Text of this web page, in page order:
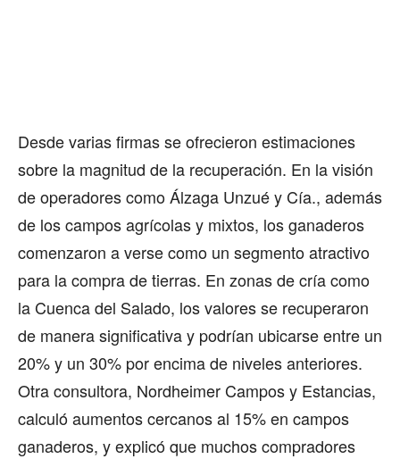
Desde varias firmas se ofrecieron estimaciones
sobre la magnitud de la recuperación. En la visión
de operadores como Álzaga Unzué y Cía., además
de los campos agrícolas y mixtos, los ganaderos
comenzaron a verse como un segmento atractivo
para la compra de tierras. En zonas de cría como
la Cuenca del Salado, los valores se recuperaron
de manera significativa y podrían ubicarse entre un
20% y un 30% por encima de niveles anteriores.
Otra consultora, Nordheimer Campos y Estancias,
calculó aumentos cercanos al 15% en campos
ganaderos, y explicó que muchos compradores